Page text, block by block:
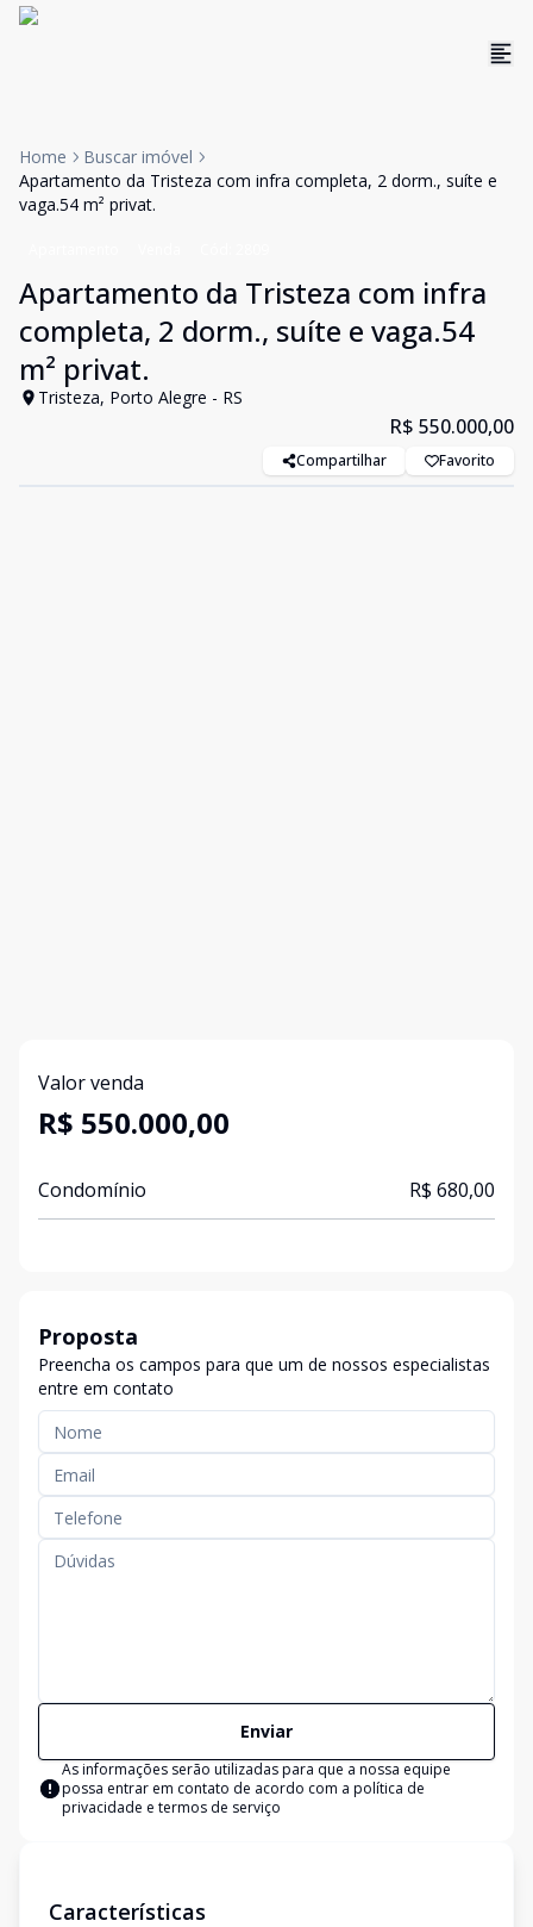
Home
Buscar imóvel
Apartamento da Tristeza com infra completa, 2 dorm., suíte e
vaga.54 m² privat.
Apartamento da Tristeza com infra
completa, 2 dorm., suíte e vaga.54
m² privat.
Tristeza, Porto Alegre - RS
R$ 550.000,00
Compartilhar Favorito
Valor venda
R$ 550.000,00
Condomínio R$ 680,00
Proposta
Preencha os campos para que um de nossos especialistas
entre em contato
Enviar
As informações serão utilizadas para que a nossa equipe
possa entrar em contato de acordo com a política de
privacidade e termos de serviço
Características